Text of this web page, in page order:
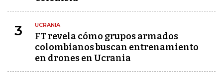
3 UCRANIA
FT revela cómo grupos armados
colombianos buscan entrenamiento
en drones en Ucrania